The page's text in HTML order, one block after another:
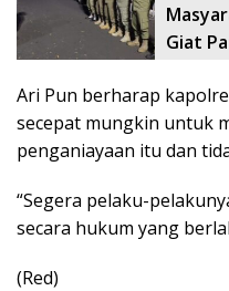
Giat
Ari Pun berharap
secepat mungkin untuk
penganiayaan itu dan
“Segera pelaku-
secara hukum yang
(Red)